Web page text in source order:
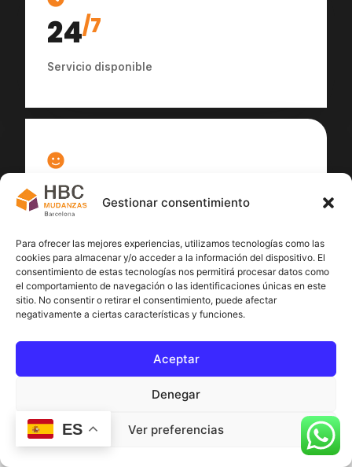
Gestionar consentimiento
Para ofrecer las mejores experiencias, utilizamos tecnologías como las
cookies para almacenar y/o acceder a la información del dispositivo. El
consentimiento de estas tecnologías nos permitirá procesar datos como
el comportamiento de navegación o las identificaciones únicas en este
sitio. No consentir o retirar el consentimiento, puede afectar
negativamente a ciertas características y funciones.
Aceptar
Denegar
Ver preferencias
24/7
Servicio disponible
100
ES